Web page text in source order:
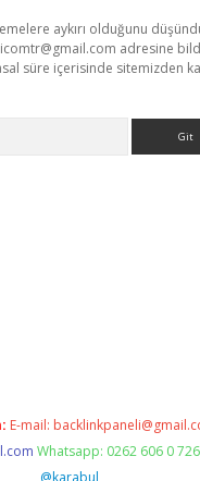
aykırı olduğunu
adresine
süre içerisinde sitemizden
E-mail:
Whatsapp: 0262 606 0 726
@karabul